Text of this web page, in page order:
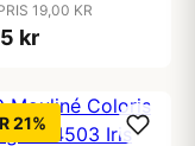
19,00 KR
kr
21%